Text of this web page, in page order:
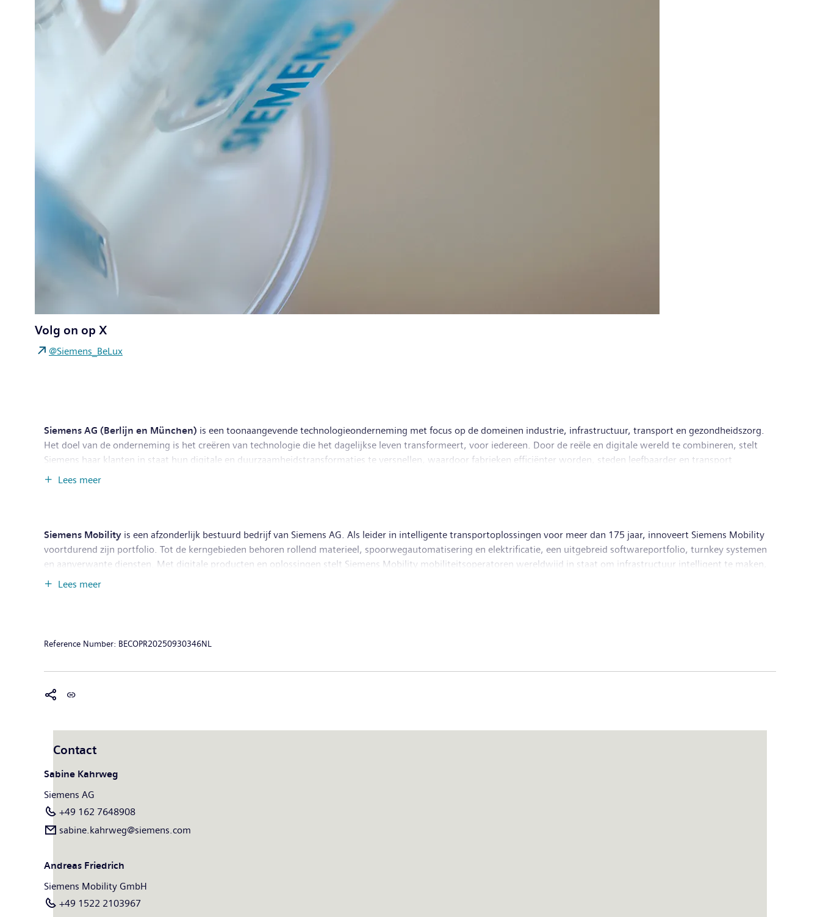
Volg on op X
@Siemens_BeLux
Siemens AG (Berlijn en München) is een toonaangevende technologieonderneming met focus op de domeinen industrie, infrastructuur, transport en gezondheidszorg.
Het doel van de onderneming is het creëren van technologie die het dagelijkse leven transformeert, voor iedereen. Door de reële en digitale wereld te combineren, stelt
Siemens haar klanten in staat hun digitale en duurzaamheidstransformaties te versnellen, waardoor fabrieken efficiënter worden, steden leefbaarder en transport
duurzamer. Siemens heeft ook een meerderheidsparticipatie in de beursgenoteerde onderneming Siemens Healthineers, een wereldwijd toonaangevende leverancier van
Lees meer
Siemens Mobility is een afzonderlijk bestuurd bedrijf van Siemens AG. Als leider in intelligente transportoplossingen voor meer dan 175 jaar, innoveert Siemens Mobility
voortdurend zijn portfolio. Tot de kerngebieden behoren rollend materieel, spoorwegautomatisering en elektrificatie, een uitgebreid softwareportfolio, turnkey systemen
en aanverwante diensten. Met digitale producten en oplossingen stelt Siemens Mobility mobiliteitsoperatoren wereldwijd in staat om infrastructuur intelligent te maken,
de waarde duurzaam te verhogen gedurende de gehele levenscyclus, de passagierservaring te verbeteren en de beschikbaarheid te garanderen. In het fiscale jaar 2023, dat
Lees meer
Reference Number: BECOPR20250930346NL
Contact
Sabine Kahrweg
Siemens AG
+49 162 7648908
sabine.kahrweg@siemens.com
Andreas Friedrich
Siemens Mobility GmbH
+49 1522 2103967